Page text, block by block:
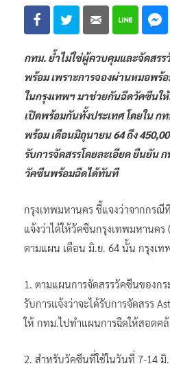
กทม. ย้ำไม่ใช่ผู้ควบคุมและจัดสร
พร้อม เพราะการจองผ่านหมอพร้
ในกรุงเทพฯ มาช่วยกันฉีดวัคซีนใ
เปิดพร้อมกันทั้งประเทศ โดยใน
พร้อม เดือนมิถุนายน 64 ถึง
รับการจัดสรรโดยละเอียด ยืนยัน
วัคซีนพร้อมฉีดได้ทันที
กรุงเทพมหานคร ชี้แจงว่าจากกรณี
แจ้งว่าได้ให้วัคซีนกรุงเทพมหานค
ตามแผน เดือน มิ.ย. 64 นั้น กรุงเ
1. ตามแผนการจัดสรรวัคซีนของก
รับการแจ้งว่าจะได้รับการจัดสรร
ให้ กทม.ไปทำแผนการฉีดให้สอดค
2. สำหรับวัคซีนที่ใช้ในวันที่ 7-14